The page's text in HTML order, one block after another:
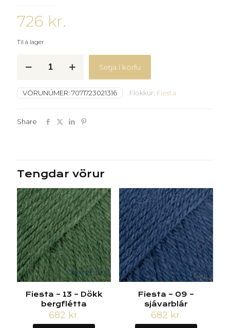
726 kr.
Til á lager
-
Kryddjurtagarður
Setja í körfu
VÖRUNÚMER: 7071723021316 Flokkur: Fiesta
Share
Tengdar vörur
Fiesta – 13 – Dökk
bergflétta
682 kr.
Fiesta – 09 –
sjávarblár
682 kr.